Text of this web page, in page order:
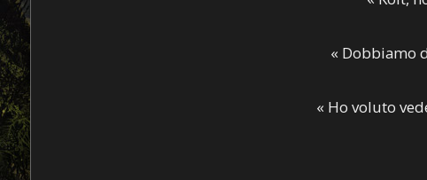
« Dobbiamo
« Ho voluto